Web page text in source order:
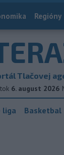
Regióny
Tlačovej
6. august 2026
liga Basketbal